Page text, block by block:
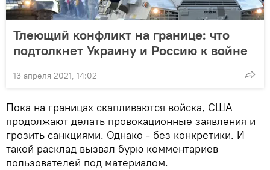
Тлеющий конфликт на границе: что
подтолкнет Украину и Россию к войне
13 апреля 2021, 14:02
Пока на границах скапливаются войска, США
продолжают делать провокационные заявления и
грозить санкциями. Однако - без конкретики. И
такой расклад вызвал бурю комментариев
пользователей под материалом.